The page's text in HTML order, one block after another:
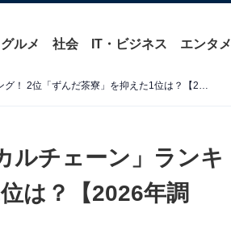
グルメ 社会 IT・ビジネス エンタメ
好き＆行ってみたい「宮城県のローカルチェーン」ランキング！ 2位「ずんだ茶寮」を抑えた1位は？【2026年調査】
ルチェーン」ランキ
は？【2026年調